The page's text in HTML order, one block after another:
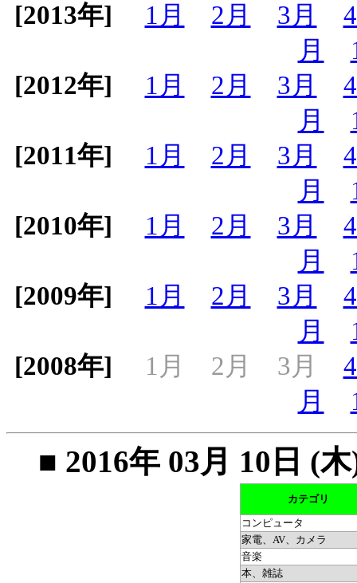
[2013年]
1月 2月 3月
月
[2012年]
1月 2月 3月
月
[2011年]
1月 2月 3月
月
[2010年]
1月 2月 3月
月
[2009年]
1月 2月 3月
月
[2008年]
1月 2月 3月
月
■ 2016年 03月 10日 (
カテゴリ
コンピュータ
家電、AV、カメラ
音楽
本、雑誌